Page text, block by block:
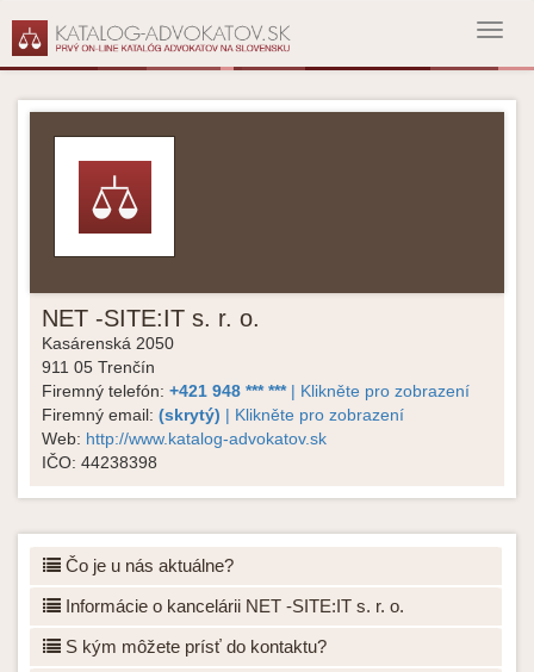
NET -SITE:IT s. r. o.
Kasárenská 2050
911 05 Trenčín
Firemný telefón: +421 948 *** ***| Klikněte pro zobrazení
Firemný email: (skrytý) | Klikněte pro zobrazení
Web: http://www.katalog-advokatov.sk
IČO: 44238398
Čo je u nás aktuálne?
Informácie o kancelárii NET -SITE:IT s. r. o.
S kým môžete prísť do kontaktu?